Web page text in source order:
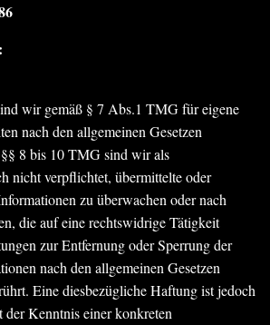
wir gemäß § 7 Abs.1 TMG für eigene
nach den allgemeinen Gesetzen
8 bis 10 TMG sind wir als
nicht verpflichtet, übermittelte oder
zu überwachen oder nach
die auf eine rechtswidrige Tätigkeit
zur Entfernung oder Sperrung der
nach den allgemeinen Gesetzen
Eine diesbezügliche Haftung ist jedoch
der Kenntnis einer konkreten